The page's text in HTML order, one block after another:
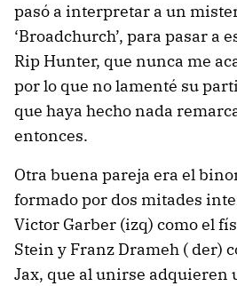
pasó a interpretar a un
‘Broadchurch’, para pasar a
Rip Hunter, que nunca me
por lo que no lamenté su
que haya hecho nada
entonces.
Otra buena pareja era el
formado por dos mitades
Victor Garber (izq) como el
Stein y Franz Drameh ( der)
Jax, que al unirse adquieren